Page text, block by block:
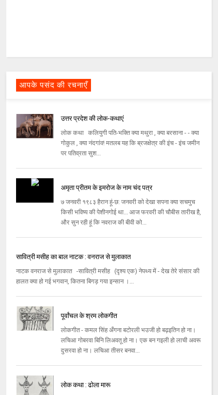
आपके पसंद की रचनाएँ
उत्तर प्रदेश की लोक-कथाएं
लोक कथा कलियुगी पति-भक्ति क्या मथुरा , क्या बरसाना - - क्या
गोकुल , क्या नंदगांव! मतलब यह कि ब्रजक्षेत्र की इंच - इंच जमीन
पर पतिव्रता सुश...
अमृता प्रीतम के इमरोज के नाम चंद पत्र
७ जनवरी १९८३ हैरान हूं-छ: जनवरी को देखा सपना क्या सचमुच
किसी भविष्य की पेशीनगोई था... आज फरवरी की चौबीस तारीख है,
और सुन रही हूं कि नवराज की बीवी को...
सावित्री मसीह का बाल नाटक : वनराज से मुलाकात
नाटक वनराज से मुलाकात -सावित्री मसीह (दृश्य एक) नेपथ्य में - देख तेरे संसार की
हालत क्या हो गई भगवान, कितना बिगड़ गया इन्सान ।...
पूर्वांचल के श्रम लोकगीत
लोकगीत - कमल सिंह अँगना बटोरली भउजी हो बढ़इतिन हो ना।
लचिआ गोबरवा बिनि लिअवतू हो ना। एक बन गइली हो लाची अवरू
दुसरवा हो ना। लचिआ तीसर बनवा...
लोक कथा : ढोला मारू